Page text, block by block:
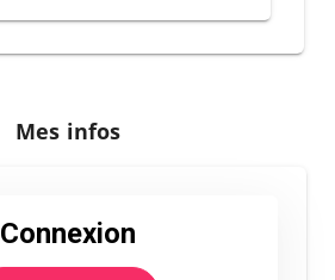
Mes infos
Connexion